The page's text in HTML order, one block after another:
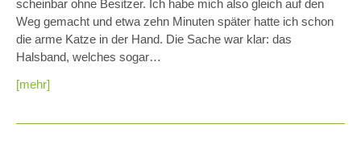
scheinbar ohne Besitzer. Ich habe mich also gleich auf den
Weg gemacht und etwa zehn Minuten später hatte ich schon
die arme Katze in der Hand. Die Sache war klar: das
Halsband, welches sogar…
[mehr]